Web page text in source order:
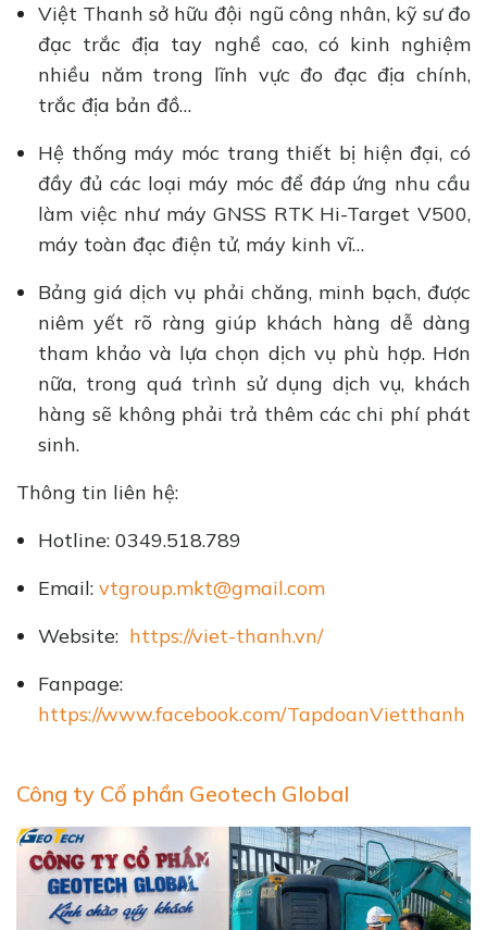
Việt Thanh sở hữu đội ngũ công nhân, kỹ sư đo
đạc trắc địa tay nghề cao, có kinh nghiệm
nhiều năm trong lĩnh vực đo đạc địa chính,
trắc địa bản đồ…
Hệ thống máy móc trang thiết bị hiện đại, có
đầy đủ các loại máy móc để đáp ứng nhu cầu
làm việc như máy GNSS RTK Hi-Target V500,
máy toàn đạc điện tử, máy kinh vĩ…
Bảng giá dịch vụ phải chăng, minh bạch, được
niêm yết rõ ràng giúp khách hàng dễ dàng
tham khảo và lựa chọn dịch vụ phù hợp. Hơn
nữa, trong quá trình sử dụng dịch vụ, khách
hàng sẽ không phải trả thêm các chi phí phát
sinh.
Thông tin liên hệ:
Hotline: 0349.518.789
Email: vtgroup.mkt@gmail.com
Website: https://viet-thanh.vn/
Fanpage:
https://www.facebook.com/TapdoanVietthanh
Công ty Cổ phần Geotech Global